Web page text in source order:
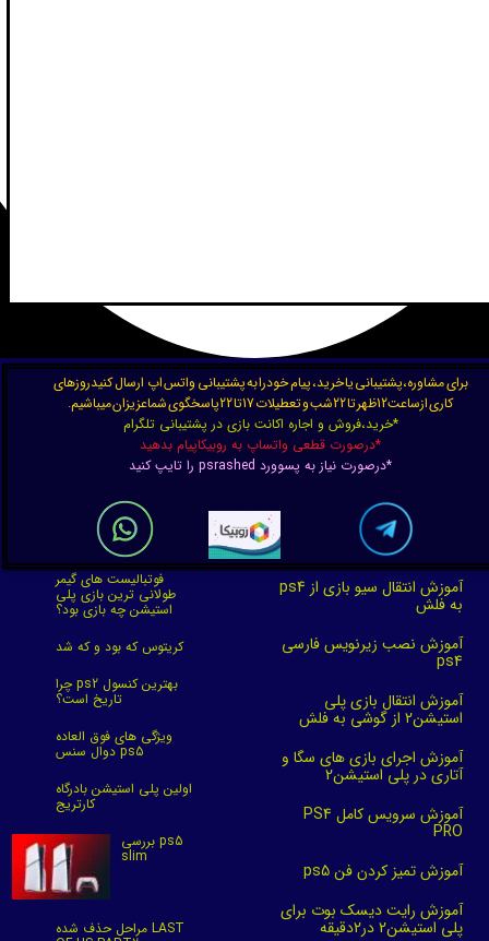
آموزش انتقال سیو بازی از ps4
به فلش
آموزش نصب زیرنویس فارسی
ps4
آموزش انتقال بازی پلی
استیشن2 از گوشی به فلش
آموزش اجرای بازی های سگا و
آتاری در پلی استیشن2
آموزش سرویس کامل PS4
PRO
آموزش تمیز کردن فن ps5
آموزش رایت دیسک بوت برای
پلی استیشن2 در2دقیقه
برای مشاوره،پشتیبانی یا خرید، پیام خودرا به پشتیبانی واتس اپ ارسال کنیدروزهای
کاری ازساعت12ظهر تا 22شب و تعطیلات 17تا 22پاسخگوی شماعزیزان میباشیم.
*خرید،فروش و اجاره اکانت بازی در پشتیبانی تلگرام
*درصورت قطعی واتساپ به روبیکاپیام بدهید
*درصورت نیاز به پسوورد psrashed را تایپ کنید
فوتبالیست های گیمر
طولانی ترین بازی پلی
استیشن چه بازی بود؟
کریتوس که بود و که شد
چرا ps2 بهترین کنسول
تاریخ است؟
ویژگی های فوق العاده
دوال سنس ps5
اولین پلی استیشن بادرگاه
کارتریج
بررسی ps5
slim
مراحل حذف شده LAST